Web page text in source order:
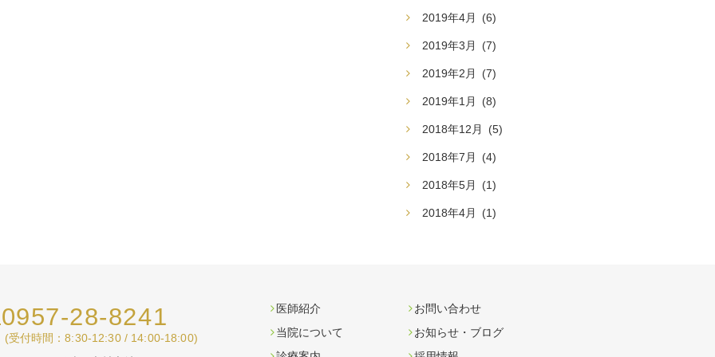
2019年4月 (6)
2019年3月 (7)
2019年2月 (7)
2019年1月 (8)
2018年12月 (5)
2018年7月 (4)
2018年5月 (1)
2018年4月 (1)
0957-28-8241
(受付時間：8:30-12:30 / 14:00-18:00)
医師紹介
当院について
お問い合わせ
お知らせ・ブログ